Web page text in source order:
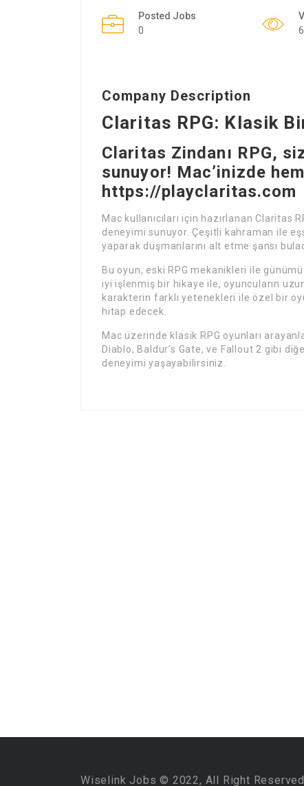
Posted Jobs
0
Company Description
Claritas RPG: Klasik
Claritas Zindanı RPG,
sunuyor! Mac’inizde
https://playclaritas.com
Mac kullanıcıları için hazırlanan Claritas
deneyimi sunuyor. Çeşitli kahraman ile
yaparak düşmanlarını alt etme şansı
Bu oyun, eski RPG mekanikleri ile
iyi işlenmiş bir hikaye ile, oyuncuların
karakterin farklı yetenekleri ile özel bir
hitap edecek.
Mac üzerinde klasik RPG oyunları
Diablo, Baldur’s Gate, ve Fallout 2 gibi
deneyimi yaşayabilirsiniz.
Wiselink Jobs © 2022, All Right